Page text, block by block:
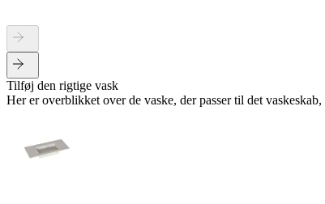
Tilføj den rigtige vask
Her er overblikket over de vaske, der passer til det